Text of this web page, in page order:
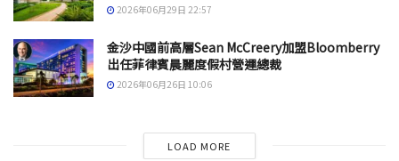
2026年06月29日 22:57
金沙中國前高層Sean McCreery加盟Bloomberry
出任菲律賓晨麗度假村營運總裁
2026年06月26日 10:06
LOAD MORE